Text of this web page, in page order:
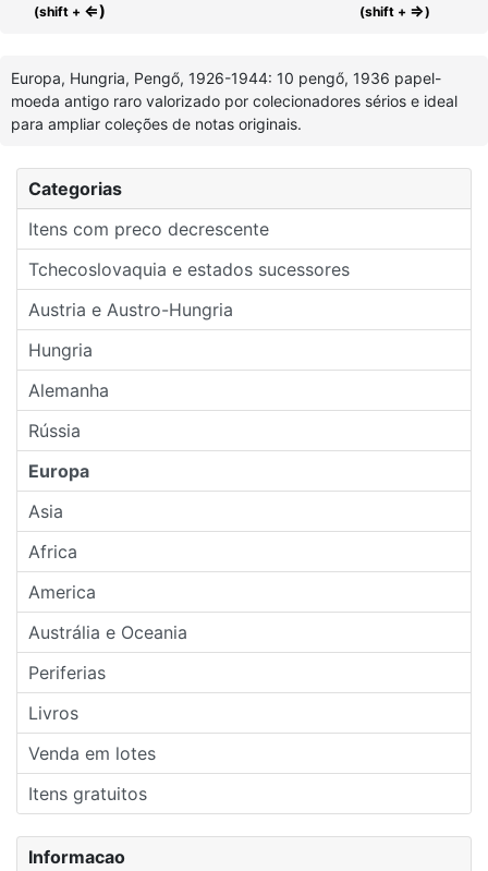
Categorias
Itens com preco decrescente
Tchecoslovaquia e estados sucessores
Austria e Austro-Hungria
Hungria
Alemanha
Rússia
Europa
Asia
Africa
America
Austrália e Oceania
Periferias
Livros
Venda em lotes
Itens gratuitos
Informacao
(shift + ⇐)
(shift + ⇒)
Europa, Hungria, Pengő, 1926-1944: 10 pengő, 1936 papel-
moeda antigo raro valorizado por colecionadores sérios e ideal
para ampliar coleções de notas originais.